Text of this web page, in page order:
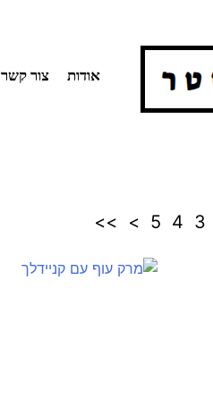
אודות צור קשר
3
4
5
>
>>